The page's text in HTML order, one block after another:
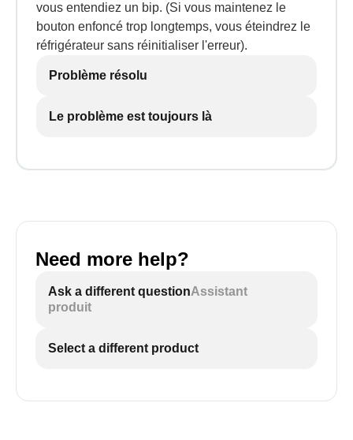
vous entendiez un bip. (Si vous maintenez le
bouton enfoncé trop longtemps, vous éteindrez le
réfrigérateur sans réinitialiser l'erreur).
Problème résolu
Le problème est toujours là
Need more help?
Ask a different questionAssistant
produit
Select a different product